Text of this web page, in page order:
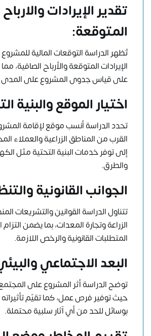
تقدير الإيرادات والارباح
المتوقعة:
تُظهر الدراسة التوقعات المالية
الإيرادات المتوقعة والأرباح الصافية،
على قياس جدوى المشروع على المدى
اختيار الموقع والبنية
تحدد الدراسة أنسب موقع لإقامة
القرب من المناطق الزراعية والعملاء
إلى توفر خدمات البنية التحتية مثل
والطرق.
الجوانب القانونية
تتناول الدراسة القوانين والتشريعات
الزراعة وتجارة المعدات، بما يضمن
المتطلبات القانونية والرخص اللازمة.
البعد الاجتماعي
توضح الدراسة أثر المشروع على
حيث توفير فرص عمل، كما تقيّم
بوسائل للحد من أي آثار سلبية محتملة.